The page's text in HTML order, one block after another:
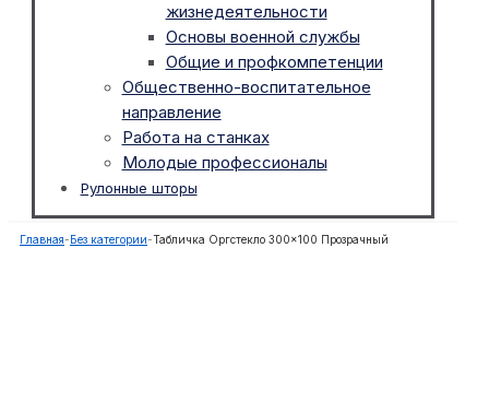
жизнедеятельности
Основы военной службы
Общие и профкомпетенции
Общественно-воспитательное
направление
Работа на станках
Молодые профессионалы
Рулонные шторы
Главная- Без категории-Табличка Оргстекло 300×100 Прозрачный